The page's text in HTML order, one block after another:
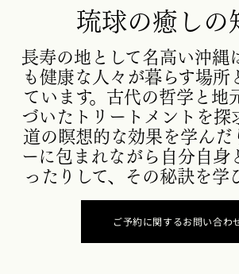
琉球の癒しの
長寿の地として名高い沖縄
も健康な人々が暮らす場所
ています。古代の哲学と地
づいたトリートメントを探
道の瞑想的な効果を学んだ
ーに包まれながら自分自身
ったりして、その秘訣を学
ご予約に関するお問い合わ